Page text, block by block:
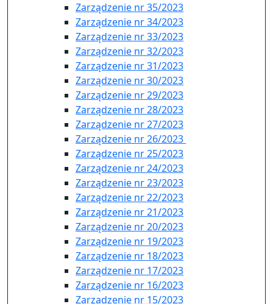
Zarządzenie nr 35/2023
Zarządzenie nr 34/2023
Zarządzenie nr 33/2023
Zarządzenie nr 32/2023
Zarządzenie nr 31/2023
Zarządzenie nr 30/2023
Zarządzenie nr 29/2023
Zarządzenie nr 28/2023
Zarządzenie nr 27/2023
Zarządzenie nr 26/2023
Zarządzenie nr 25/2023
Zarządzenie nr 24/2023
Zarządzenie nr 23/2023
Zarządzenie nr 22/2023
Zarządzenie nr 21/2023
Zarządzenie nr 20/2023
Zarządzenie nr 19/2023
Zarządzenie nr 18/2023
Zarządzenie nr 17/2023
Zarządzenie nr 16/2023
Zarządzenie nr 15/2023